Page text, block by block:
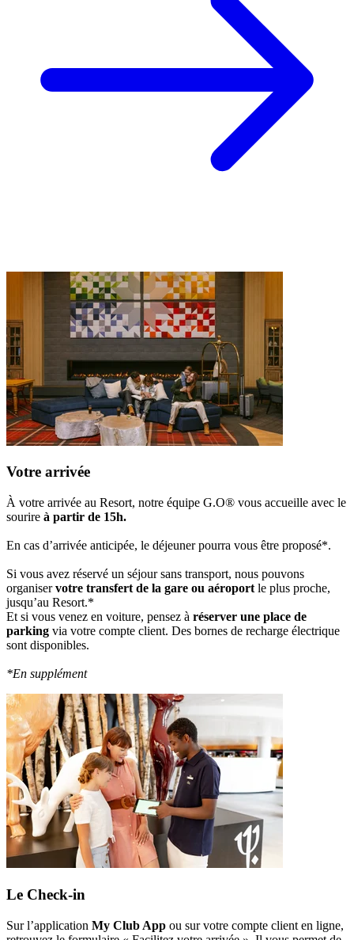
Votre arrivée
À votre arrivée au Resort, notre équipe G.O® vous accueille avec le
sourire à partir de 15h.
En cas d’arrivée anticipée, le déjeuner pourra vous être proposé*.
Si vous avez réservé un séjour sans transport, nous pouvons
organiservotre transfert de la gare ou aéroport le plus proche,
jusqu’au Resort.*
Et si vous venez en voiture, pensez à réserver une place de
parking via votre compte client. Des bornes de recharge électrique
sont disponibles.
*En supplément
Le Check-in
Sur l’application My Club App ou sur votre compte client en ligne,